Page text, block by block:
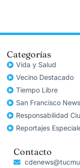
Categorías
Vida y Salud
Vecino Destacado
Tiempo Libre
San Francisco News
Responsabilidad
Reportajes
Contacto